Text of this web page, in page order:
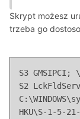
Skrypt możesz
trzeba go
S3 GMSIPCI;
S2
HKU\S-1-5-